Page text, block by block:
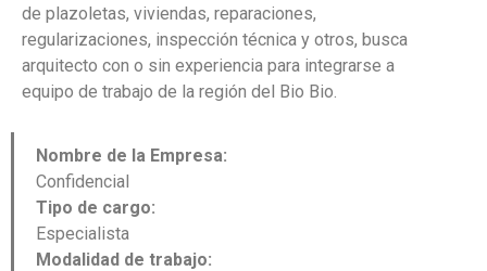
de plazoletas, viviendas, reparaciones,
regularizaciones, inspección técnica y otros, busca
arquitecto con o sin experiencia para integrarse a
equipo de trabajo de la región del Bio Bio.
Nombre de la Empresa:
Confidencial
Tipo de cargo:
Especialista
Modalidad de trabajo: